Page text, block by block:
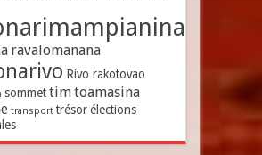
ravalomanana
Rivo rakotovao
sommet timtoamasina
transport trésor élections